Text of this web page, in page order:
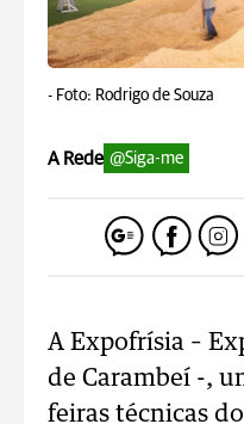
- Foto: Rodrigo de Souza
A Rede @Siga-me
A Expofrísia –
de Carambeí -,
feiras técnicas